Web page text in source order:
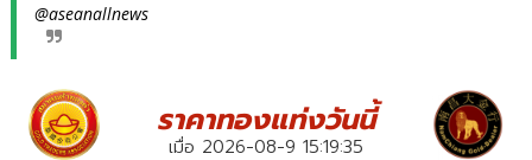
@aseanallnews